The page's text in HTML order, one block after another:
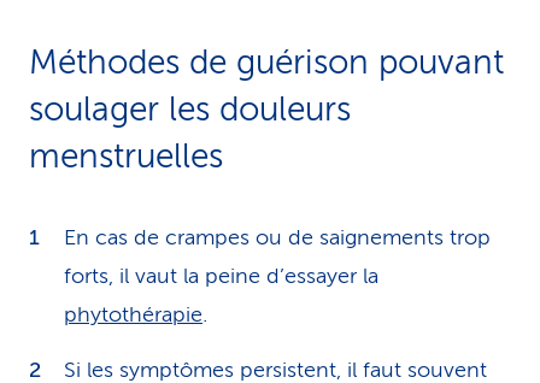
Méthodes de guérison pouvant
soulager les douleurs
menstruelles
En cas de crampes ou de saignements trop
forts, il vaut la peine d’essayer la
phytothérapie.
Si les symptômes persistent, il faut souvent